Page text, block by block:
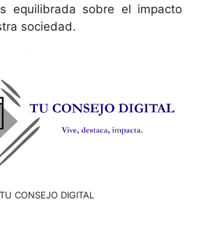
equilibrada sobre el impacto
sociedad.
TU CONSEJO DIGITAL